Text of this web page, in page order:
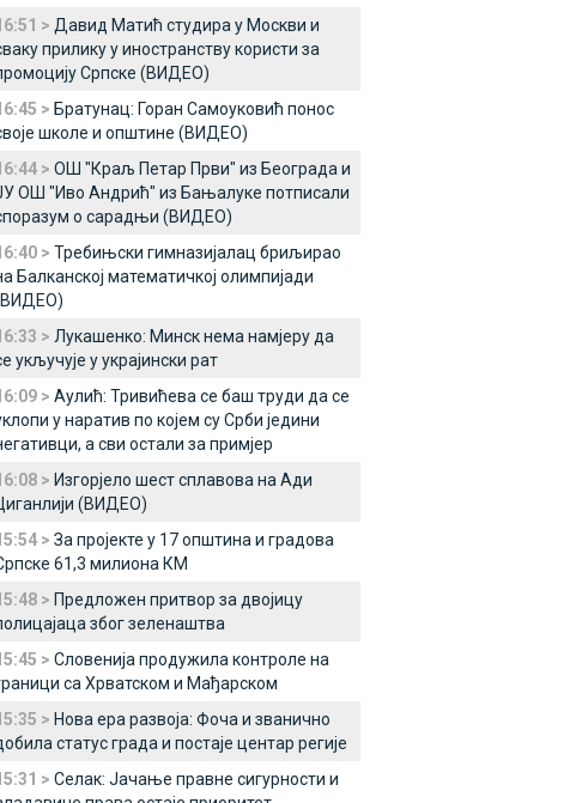
> Давид Матић студира у Москви и
прилику у иностранству користи за
Српске (ВИДЕО)
> Братунац: Горан Самоуковић понос
школе и општине (ВИДЕО)
> ОШ "Краљ Петар Први" из Београда и
ОШ "Иво Андрић" из Бањалуке потписали
о сарадњи (ВИДЕО)
> Требињски гимназијалац бриљирао
Балканској математичкој олимпијади
> Лукашенко: Минск нема намјеру да
укључује у украјински рат
> Аулић: Тривићева се баш труди да се
у наратив по којем су Срби једини
а сви остали за примјер
> Изгорјело шест сплавова на Ади
(ВИДЕО)
> За пројекте у 17 општина и градова
61,3 милиона КМ
> Предложен притвор за двојицу
због зеленаштва
> Словенија продужила контроле на
са Хрватском и Мађарском
> Нова ера развоја: Фоча и званично
статус града и постаје центар регије
> Селак: Јачање правне сигурности и